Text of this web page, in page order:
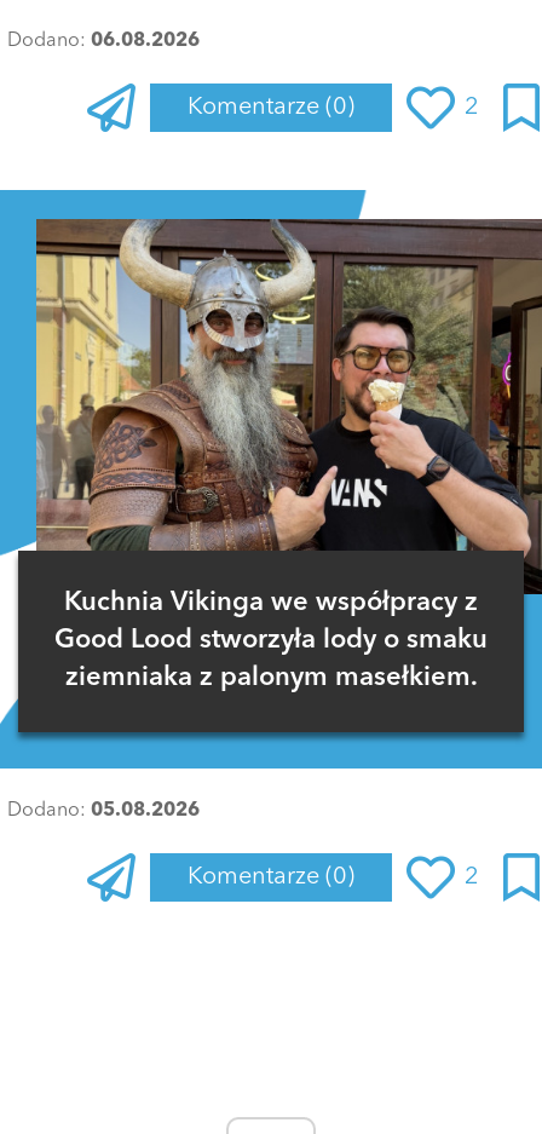
Dodano: 06.08.2026
Komentarze (0) 2
Kuchnia Vikinga we współpracy z
Good Lood stworzyła lody o smaku
ziemniaka z palonym masełkiem.
Dodano: 05.08.2026
Komentarze (0) 2